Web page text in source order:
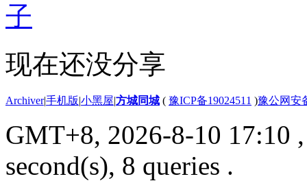
子
现在还没分享
Archiver|手机版|小黑屋|方城同城 ( 豫ICP备19024511 )豫公网安
GMT+8, 2026-8-10 17:10
second(s), 8 queries .